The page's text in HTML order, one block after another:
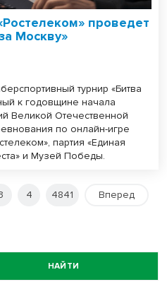
проведет
Москву»
турнир «Битва
к годовщине начала
Великой Отечественной
по онлайн-игре
партия «Единая
и Музей Победы.
4 4841 Вперед
НАЙТИ